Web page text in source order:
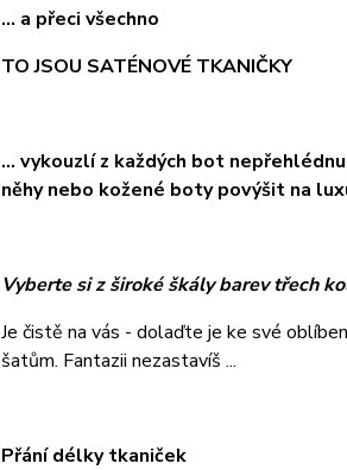
... a přeci všechno
TO JSOU SATÉNOVÉ TKANIČKY
... vykouzlí z každých bot
něhy nebo kožené boty povýšit na
Vyberte si z široké škály barev třech
Je čistě na vás - dolaďte je ke své
šatům. Fantazii nezastavíš ...
Přání délky tkaniček